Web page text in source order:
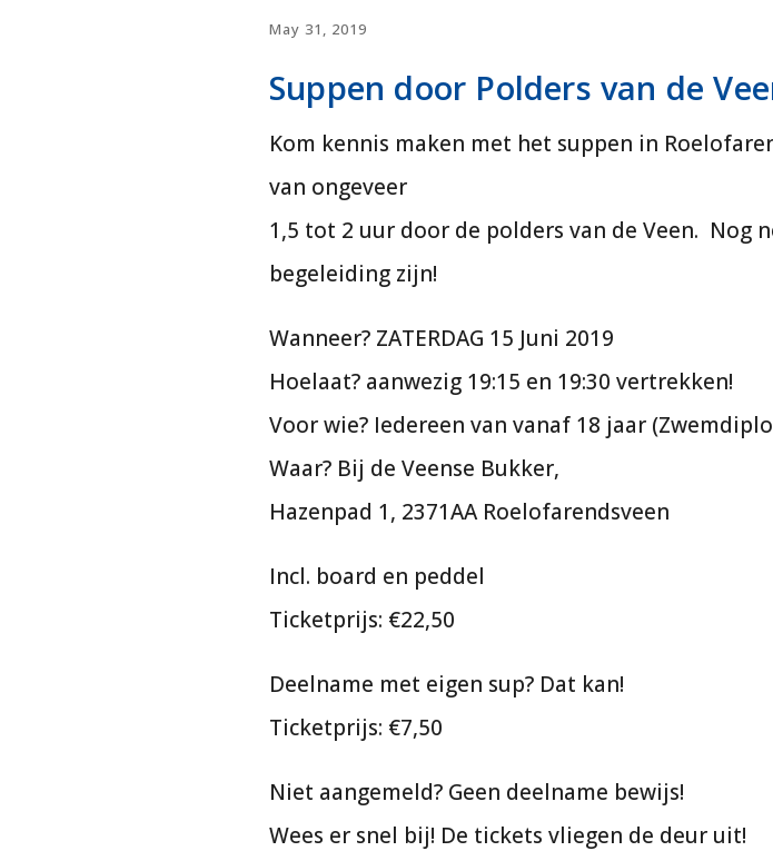
May 31, 2019
Suppen door Polders van de
Kom kennis maken met het suppen in
van ongeveer
1,5 tot 2 uur door de polders van de Veen. Nog
begeleiding zijn!
Wanneer? ZATERDAG 15 Juni 2019
Hoelaat? aanwezig 19:15 en 19:30 vertrekken!
Voor wie? Iedereen van vanaf 18 jaar
Waar? Bij de Veense Bukker,
Hazenpad 1, 2371AA Roelofarendsveen
Incl. board en peddel
Ticketprijs: €22,50
Deelname met eigen sup? Dat kan!
Ticketprijs: €7,50
Niet aangemeld? Geen deelname bewijs!
Wees er snel bij! De tickets vliegen de deur uit!